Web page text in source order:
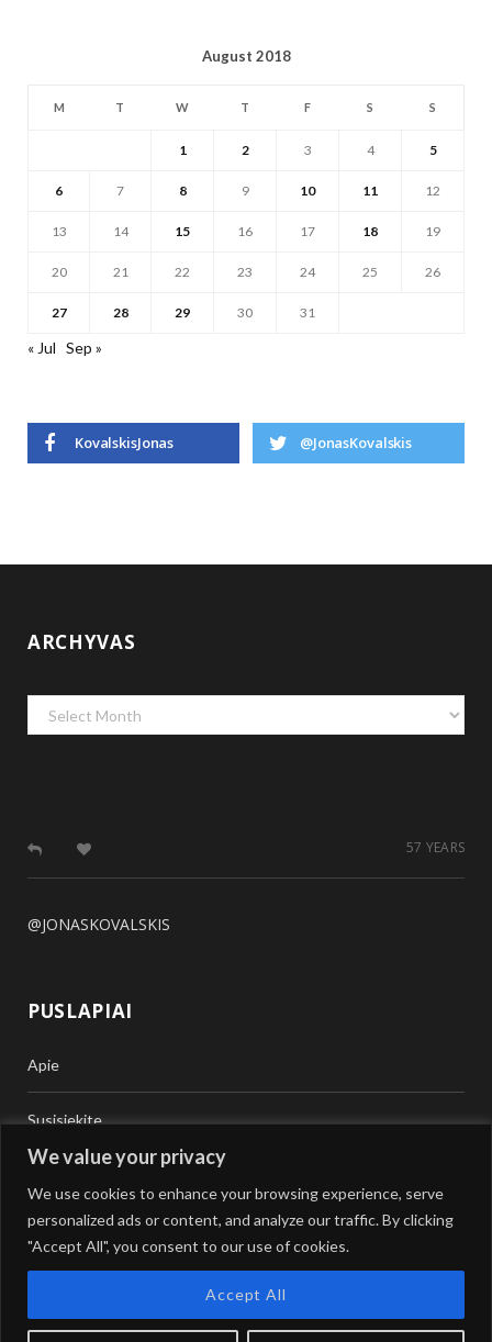
We value your privacy
We use cookies to enhance your browsing experience, serve
personalized ads or content, and analyze our traffic. By clicking
"Accept All", you consent to our use of cookies.
Accept All
August 2018
M T W T F S S
1 2 3 4 5
6 7 8 9 10 11 12
13 14 15 16 17 18 19
20 21 22 23 24 25 26
27 28 29 30 31
« Jul Sep »
KovalskisJonas @JonasKovalskis
ARCHYVAS
Archyvas
57 YEARS
@JONASKOVALSKIS
PUSLAPIAI
Apie
Susisiekite
Vertimai